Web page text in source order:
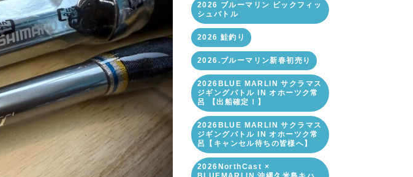
2026 ブルーマリン ビックフィッ
シュバトル
2026 鮭釣り
2026.ブルーマリン新春初売り
2026BLUE MARLIN サクラマス
ジギングバトル IN オホーツク常
呂 【出船確定！】
2026BLUE MARLIN サクラマス
ジギングバトル IN オホーツク常
呂【キャンセル待ちの皆様へ】
2026NorthCast ×